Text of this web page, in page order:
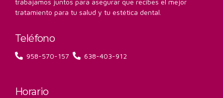
trabajamos juntos para asegurar que recibes el mejor
tratamiento para tu salud y tu estética dental.
Teléfono
958-570-157 638-403-912
Horario